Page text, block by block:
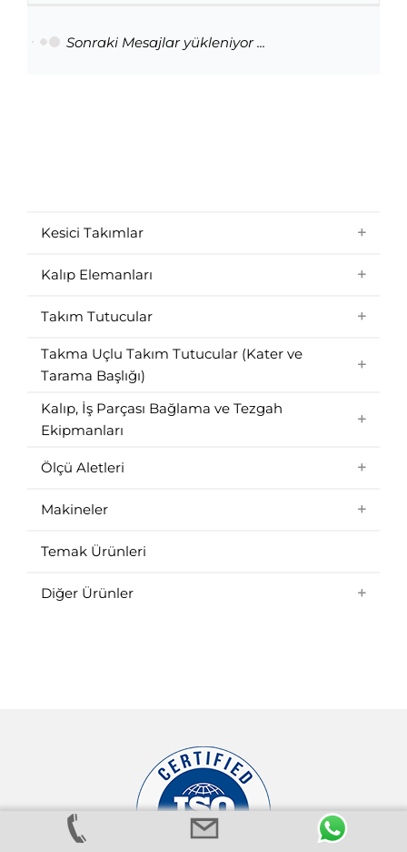
Sonraki Mesajlar yükleniyor ...
Kesici Takımlar
Kalıp Elemanları
Takım Tutucular
Takma Uçlu Takım Tutucular (Kater ve
Tarama Başlığı)
Kalıp, İş Parçası Bağlama ve Tezgah
Ekipmanları
Ölçü Aletleri
Makineler
Temak Ürünleri
Diğer Ürünler